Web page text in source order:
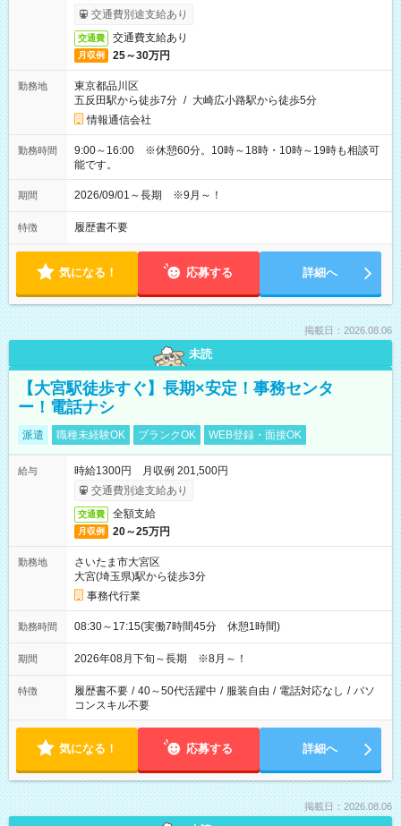
交通費別途支給あり
交通費 交通費支給あり
月収例 25～30万円
勤務地
東京都品川区
五反田駅から徒歩7分 / 大崎広小路駅から徒歩5分
情報通信会社
勤務時間
9:00～16:00 ※休憩60分。10時～18時・10時～19時も相談可
能です。
期間 2026/09/01～長期 ※9月～！
特徴 履歴書不要
気になる！ 応募する 詳細へ
掲載日：2026.08.06
未読
【大宮駅徒歩すぐ】長期×安定！事務センタ
ー！電話ナシ
派遣 職種未経験OK ブランクOK WEB登録・面接OK
給与
時給1300円 月収例 201,500円
交通費別途支給あり
交通費 全額支給
月収例 20～25万円
勤務地
さいたま市大宮区
大宮(埼玉県)駅から徒歩3分
事務代行業
勤務時間 08:30～17:15(実働7時間45分 休憩1時間)
期間 2026年08月下旬～長期 ※8月～！
特徴 履歴書不要 / 40～50代活躍中 / 服装自由 / 電話対応なし / パソ
コンスキル不要
気になる！ 応募する 詳細へ
掲載日：2026.08.06